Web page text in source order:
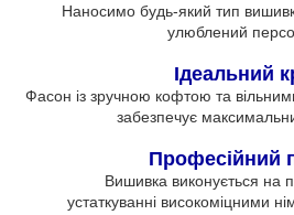
Наносимо будь-який тип
улюблений
Ідеальний
Фасон із зручною кофтою та
забезпечує
Професійний
Вишивка виконується на
устаткуванні високоміцними